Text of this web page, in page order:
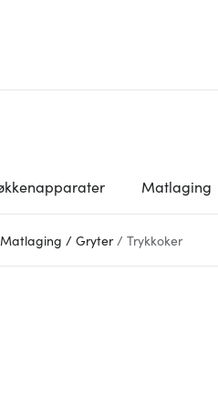
Matlaging
Matlaging / Gryter / Trykkoker